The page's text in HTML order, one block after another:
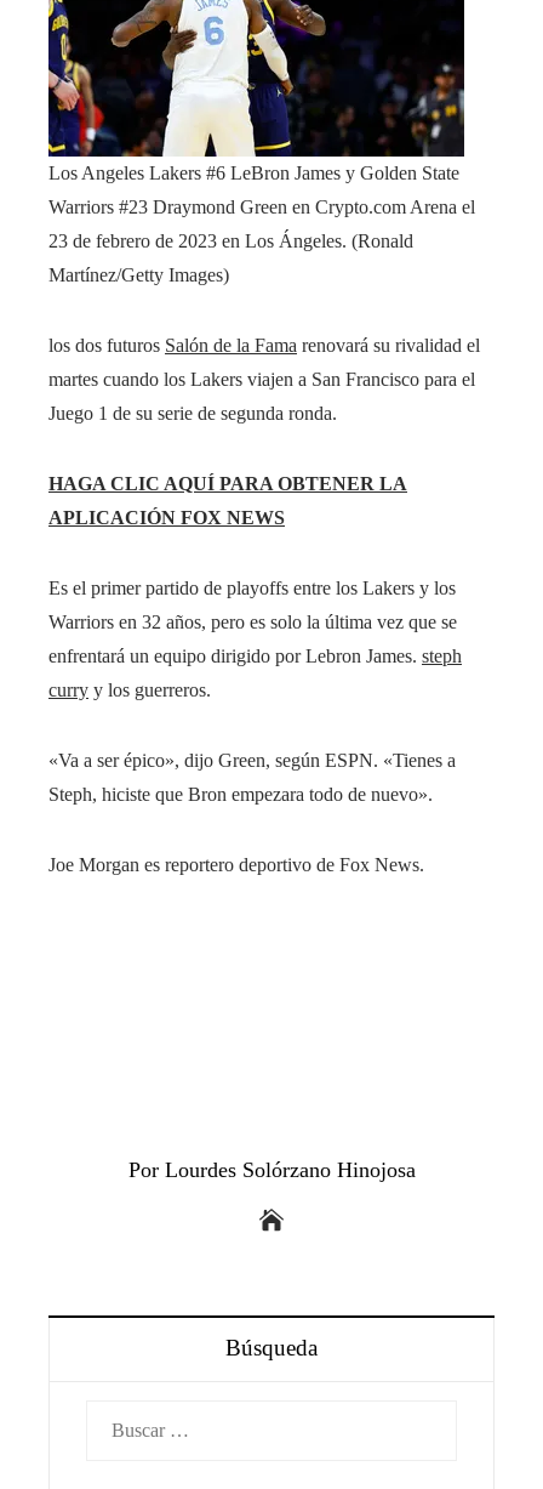
Los Angeles Lakers #6 LeBron James y Golden State
Warriors #23 Draymond Green en Crypto.com Arena el
23 de febrero de 2023 en Los Ángeles. (Ronald
Martínez/Getty Images)
los dos futuros Salón de la Fama renovará su rivalidad el
martes cuando los Lakers viajen a San Francisco para el
Juego 1 de su serie de segunda ronda.
HAGA CLIC AQUÍ PARA OBTENER LA
APLICACIÓN FOX NEWS
Es el primer partido de playoffs entre los Lakers y los
Warriors en 32 años, pero es solo la última vez que se
enfrentará un equipo dirigido por Lebron James. steph
curry y los guerreros.
«Va a ser épico», dijo Green, según ESPN. «Tienes a
Steph, hiciste que Bron empezara todo de nuevo».
Joe Morgan es reportero deportivo de Fox News.
Por Lourdes Solórzano Hinojosa
Búsqueda